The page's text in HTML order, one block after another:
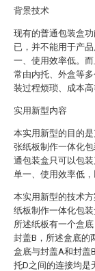
背景技术
现有的普通包装盒
已，并不能用于产
一、使用效率低。
常由内托、外盒等
装过程烦琐、成本高
实用新型内容
本实用新型的目的
张纸板制作一体化
通包装盒只可以包
单一、使用效率低
本实用新型的技术
纸板制作一体化包
所述纸板有一个盒
封盖B，所述盒底的
盒底与封盖A和封盖
托D之间的连接均是